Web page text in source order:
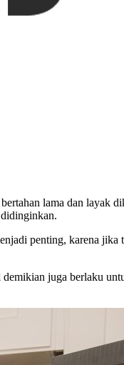
lama dan layak
penting, karena
demikian juga berlaku